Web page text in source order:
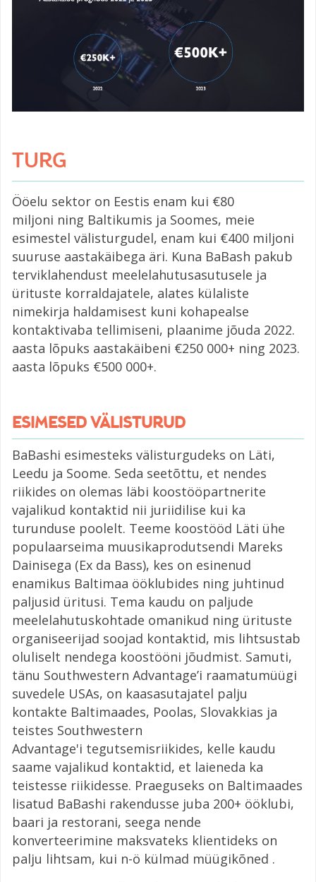
TURG
Ööelu sektor on Eestis enam kui €80
miljoni ning Baltikumis ja Soomes, meie
esimestel välisturgudel, enam kui €400 miljoni
suuruse aastakäibega äri. Kuna BaBash pakub
terviklahendust meelelahutusasutusele ja
ürituste korraldajatele, alates külaliste
nimekirja haldamisest kuni kohapealse
kontaktivaba tellimiseni, plaanime jõuda 2022.
aasta lõpuks aastakäibeni €250 000+ ning 2023.
aasta lõpuks €500 000+.
ESIMESED VÄLISTURUD
BaBashi esimesteks välisturgudeks on Läti,
Leedu ja Soome. Seda seetõttu, et nendes
riikides on olemas läbi koostööpartnerite
vajalikud kontaktid nii juriidilise kui ka
turunduse poolelt. Teeme koostööd Läti ühe
populaarseima muusikaprodutsendi Mareks
Dainisega (Ex da Bass), kes on esinenud
enamikus Baltimaa ööklubides ning juhtinud
paljusid üritusi. Tema kaudu on paljude
meelelahutuskohtade omanikud ning ürituste
organiseerijad soojad kontaktid, mis lihtsustab
oluliselt nendega koostööni jõudmist. Samuti,
tänu Southwestern Advantage’i raamatumüügi
suvedele USAs, on kaasasutajatel palju
kontakte Baltimaades, Poolas, Slovakkias ja
teistes Southwestern
Advantage'i tegutsemisriikides, kelle kaudu
saame vajalikud kontaktid, et laieneda ka
teistesse riikidesse. Praeguseks on Baltimaades
lisatud BaBashi rakendusse juba 200+ ööklubi,
baari ja restorani, seega nende
konverteerimine maksvateks klientideks on
palju lihtsam, kui n-ö külmad müügikõned .